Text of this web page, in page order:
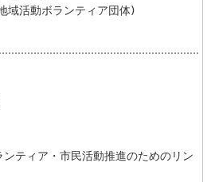
i
e
n
域活動ボランティア団体)
ンティア・市民活動推進のためのリン